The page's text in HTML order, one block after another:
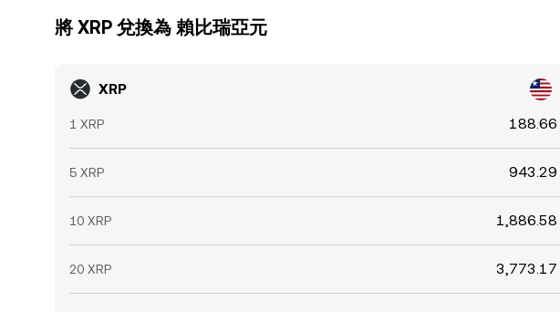
將 XRP 兌換為 賴比瑞亞元
XRP
1 XRP 188.66
5 XRP 943.29
10 XRP 1,886.58
20 XRP 3,773.17